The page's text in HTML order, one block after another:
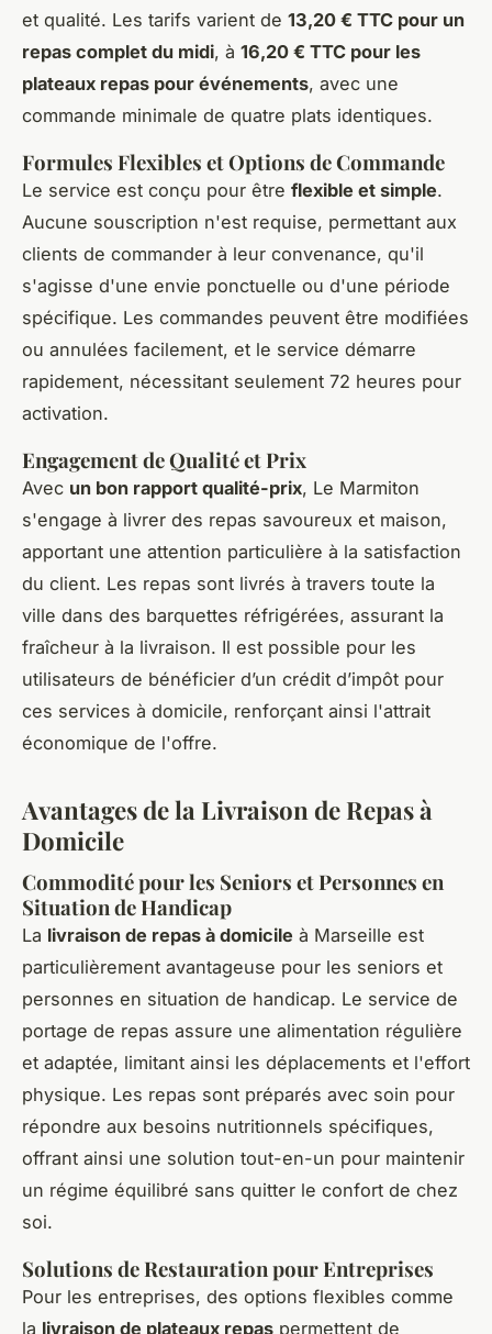
et qualité. Les tarifs varient de 13,20 € TTC pour un
repas complet du midi, à 16,20 € TTC pour les
plateaux repas pour événements, avec une
commande minimale de quatre plats identiques.
Formules Flexibles et Options de Commande
Le service est conçu pour être flexible et simple.
Aucune souscription n'est requise, permettant aux
clients de commander à leur convenance, qu'il
s'agisse d'une envie ponctuelle ou d'une période
spécifique. Les commandes peuvent être modifiées
ou annulées facilement, et le service démarre
rapidement, nécessitant seulement 72 heures pour
activation.
Engagement de Qualité et Prix
Avec un bon rapport qualité-prix, Le Marmiton
s'engage à livrer des repas savoureux et maison,
apportant une attention particulière à la satisfaction
du client. Les repas sont livrés à travers toute la
ville dans des barquettes réfrigérées, assurant la
fraîcheur à la livraison. Il est possible pour les
utilisateurs de bénéficier d’un crédit d’impôt pour
ces services à domicile, renforçant ainsi l'attrait
économique de l'offre.
Avantages de la Livraison de Repas à
Domicile
Commodité pour les Seniors et Personnes en
Situation de Handicap
La livraison de repas à domicile à Marseille est
particulièrement avantageuse pour les seniors et
personnes en situation de handicap. Le service de
portage de repas assure une alimentation régulière
et adaptée, limitant ainsi les déplacements et l'effort
physique. Les repas sont préparés avec soin pour
répondre aux besoins nutritionnels spécifiques,
offrant ainsi une solution tout-en-un pour maintenir
un régime équilibré sans quitter le confort de chez
soi.
Solutions de Restauration pour Entreprises
Pour les entreprises, des options flexibles comme
la livraison de plateaux repas permettent de